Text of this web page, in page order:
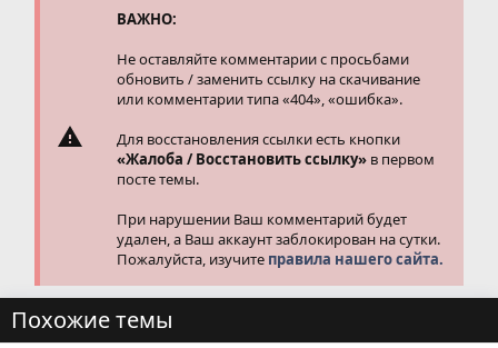
ВАЖНО:
Не оставляйте комментарии с просьбами
обновить / заменить ссылку на скачивание
или комментарии типа «404», «ошибка».
Для восстановления ссылки есть кнопки
«Жалоба / Восстановить ссылку» в первом
посте темы.
При нарушении Ваш комментарий будет
удален, а Ваш аккаунт заблокирован на сутки.
Пожалуйста, изучите правила нашего сайта.
Похожие темы